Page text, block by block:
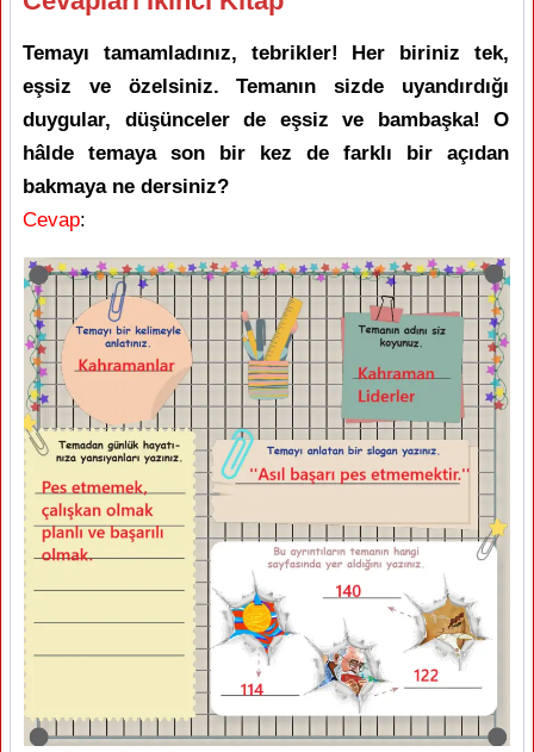
Temayı tamamladınız, tebrikler! Her biriniz tek,
eşsiz ve özelsiniz. Temanın sizde uyandırdığı
duygular, düşünceler de eşsiz ve bambaşka! O
hâlde temaya son bir kez de farklı bir açıdan
bakmaya ne dersiniz?
Cevap: